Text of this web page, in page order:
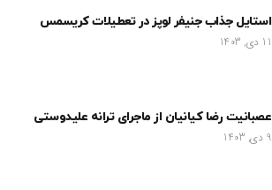
استایل جذاب جنیفر لوپز در تعطیلات کریسمس
11 دی, 1403
عصبانیت رضا کیانیان از ماجرای ترانه علیدوستی
9 دی, 1403